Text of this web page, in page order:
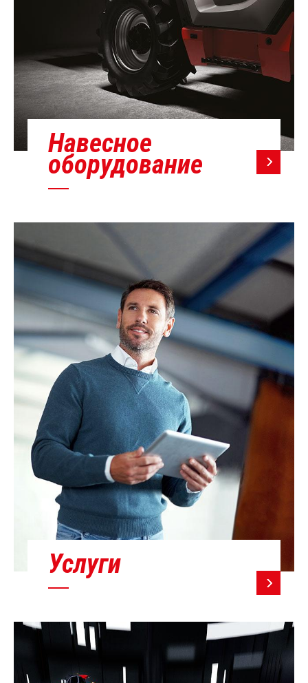
Навесное
оборудование
Услуги